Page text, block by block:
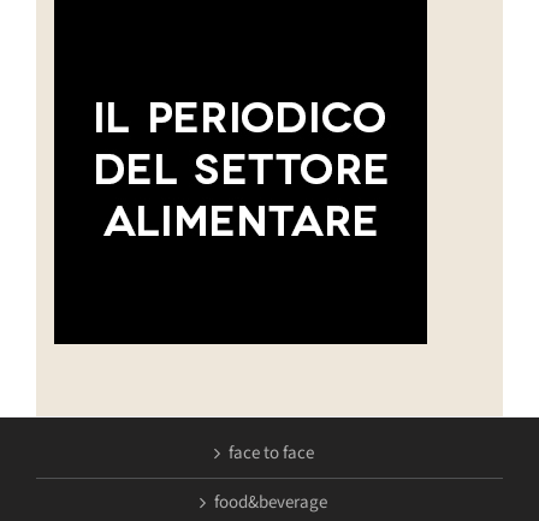
face to face
food&beverage